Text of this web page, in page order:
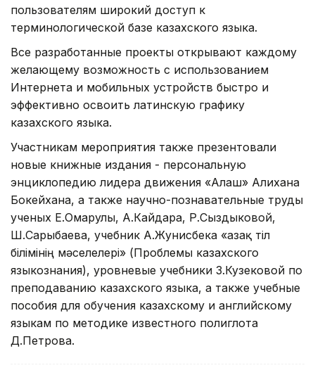
пользователям широкий доступ к
терминологической базе казахского языка.
Все разработанные проекты открывают каждому
желающему возможность с использованием
Интернета и мобильных устройств быстро и
эффективно освоить латинскую графику
казахского языка.
Участникам мероприятия также презентовали
новые книжные издания - персональную
энциклопедию лидера движения «Алаш» Алихана
Бокейхана, а также научно-познавательные труды
ученых Е.Омарулы, А.Кайдара, Р.Сыздыковой,
Ш.Сарыбаева, учебник А.Жунисбека «Қазақ тіл
білімінің мәселелері» (Проблемы казахского
языкознания), уровневые учебники З.Кузековой по
преподаванию казахского языка, а также учебные
пособия для обучения казахскому и английскому
языкам по методике известного полиглота
Д.Петрова.